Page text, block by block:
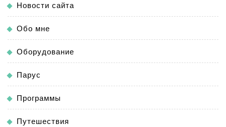
Новости сайта
Обо мне
Оборудование
Парус
Программы
Путешествия